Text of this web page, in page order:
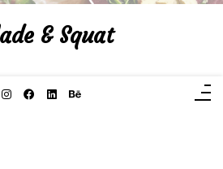
& Squat